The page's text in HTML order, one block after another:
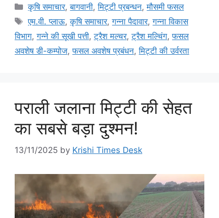
कृषि समाचार,बागवानी,मि‌ट्टी प्रबन्धन,मौसमी फसल
एम.वी. प्लाऊ,कृषि समाचार,गन्ना पैदावार,गन्ना विकास
विभाग,गन्ने की सूखी पत्ती,ट्रैश मल्चर,ट्रैश मल्चिंग,फसल
अवशेष डी-कम्पोज,फसल अवशेष प्रबंधन,मिट्टी की उर्वरता
पराली जलाना मिट्टी की सेहत
का सबसे बड़ा दुश्मन!
13/11/2025 by Krishi Times Desk